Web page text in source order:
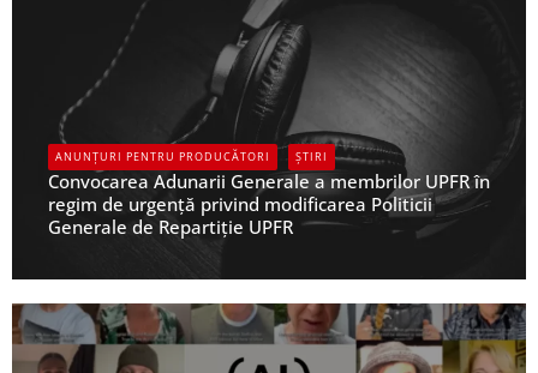
ANUNȚURI PENTRU PRODUCĂTORI ȘTIRI
Convocarea Adunarii Generale a membrilor UPFR în
regim de urgență privind modificarea Politicii
Generale de Repartiție UPFR